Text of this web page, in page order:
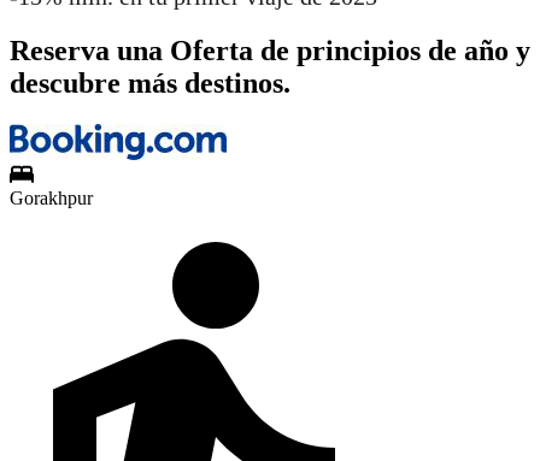
Reserva una Oferta de principios de año y
descubre más destinos.
Gorakhpur